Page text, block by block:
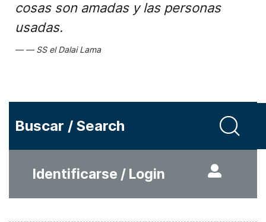
cosas son amadas y las personas
usadas.
SS el Dalai Lama
Buscar / Search
Identificarse / Login